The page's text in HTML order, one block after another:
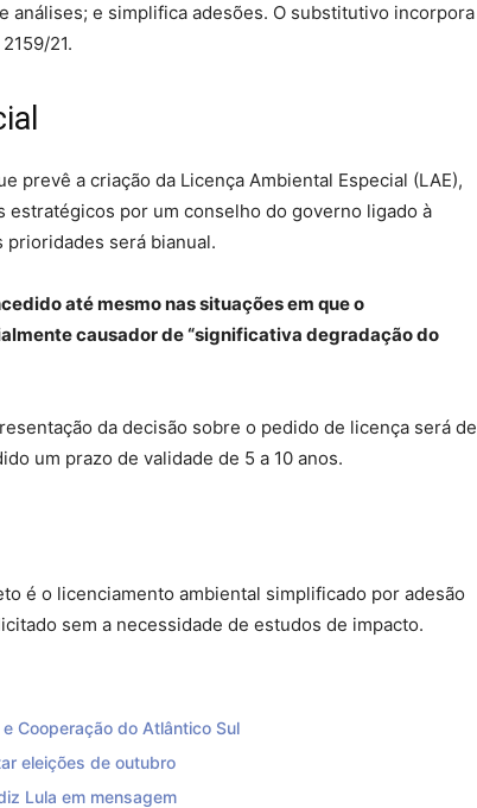
análises; e simplifica adesões. O substitutivo incorpora
21.
prevê a criação da Licença Ambiental Especial (LAE),
por um conselho do governo ligado à
prioridades será bianual.
até mesmo nas situações em que o
causador de “significativa degradação do
da decisão sobre o pedido de licença será de
um prazo de validade de 5 a 10 anos.
é o licenciamento ambiental simplificado por adesão
sem a necessidade de estudos de impacto.
Cooperação do Atlântico Sul
eleições de outubro
Lula em mensagem